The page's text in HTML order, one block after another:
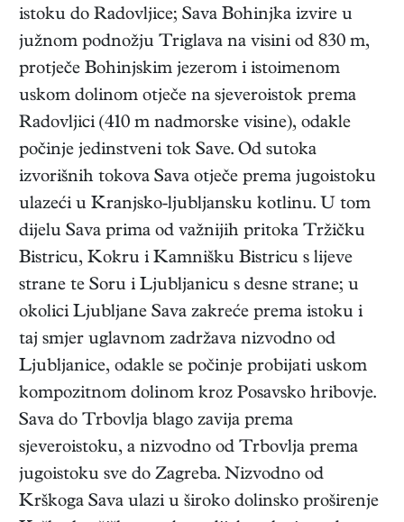
istoku do Radovljice; Sava Bohinjka izvire u
južnom podnožju Triglava na visini od 830 m,
protječe Bohinjskim jezerom i istoimenom
uskom dolinom otječe na sjeveroistok prema
Radovljici (410 m nadmorske visine), odakle
počinje jedinstveni tok Save. Od sutoka
izvorišnih tokova Sava otječe prema jugoistoku
ulazeći u Kranjsko-ljubljansku kotlinu. U tom
dijelu Sava prima od važnijih pritoka Tržičku
Bistricu, Kokru i Kamnišku Bistricu s lijeve
strane te Soru i Ljubljanicu s desne strane; u
okolici Ljubljane Sava zakreće prema istoku i
taj smjer uglavnom zadržava nizvodno od
Ljubljanice, odakle se počinje probijati uskom
kompozitnom dolinom kroz Posavsko hribovje.
Sava do Trbovlja blago zavija prema
sjeveroistoku, a nizvodno od Trbovlja prema
jugoistoku sve do Zagreba. Nizvodno od
Krškoga Sava ulazi u široko dolinsko proširenje